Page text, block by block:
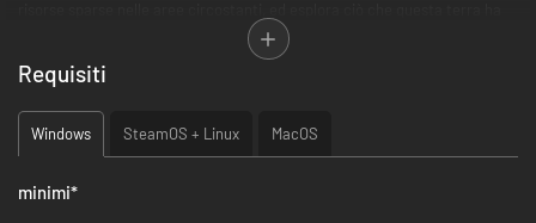
* Missioni e cadaveri. Questi cadaveri non hanno bisogno di tutti quegli
organi, vero? Perché non li macini per venderli al macellaio locale?
* Esplora segrete misteriose. Nessun gioco medievale sarebbe completo
senza una segreta! Intraprendi un viaggio nell'ignoto, e scopri nuovi
ingredienti alchemici, che potrebbero o meno avvelenare un sacco di
abitanti dei villaggi vicini.
Requisiti
Windows SteamOS + Linux MacOS
minimi*